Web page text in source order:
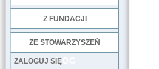
Z FUNDACJI
ZE STOWARZYSZEŃ
LOG
ZALOGUJ SIĘ